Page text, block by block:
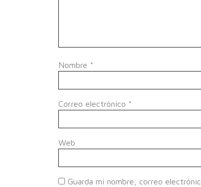
Nombre *
Correo electrónico *
Web
Guarda mi nombre, correo